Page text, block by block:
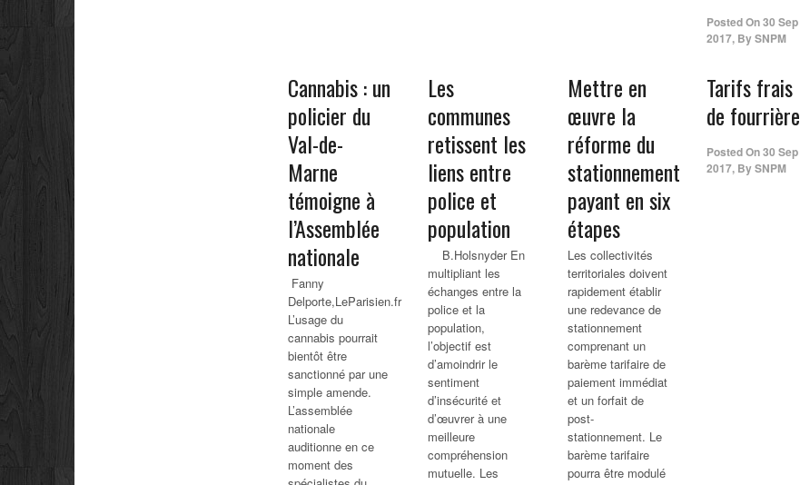
Posted On30 Sep
2017, BySNPM
Cannabis : un
policier du
Val-de-
Marne
témoigne à
l’Assemblée
nationale
Fanny
Delporte,LeParisien.fr
L’usage du
cannabis pourrait
bientôt être
sanctionné par une
simple amende.
L’assemblée
nationale
auditionne en ce
moment des
Les
communes
retissent les
liens entre
police et
population
B.Holsnyder En
multipliant les
échanges entre la
police et la
population,
l’objectif est
d’amoindrir le
sentiment
d’insécurité et
d’œuvrer à une
meilleure
compréhension
mutuelle. Les
Mettre en
œuvre la
réforme du
stationnement
payant en six
étapes
Les collectivités
territoriales doivent
rapidement établir
une redevance de
stationnement
comprenant un
barème tarifaire de
paiement immédiat
et un forfait de
post-
stationnement. Le
barème tarifaire
pourra être modulé
Tarifs frais
de fourrière
Posted On30 Sep
2017, BySNPM